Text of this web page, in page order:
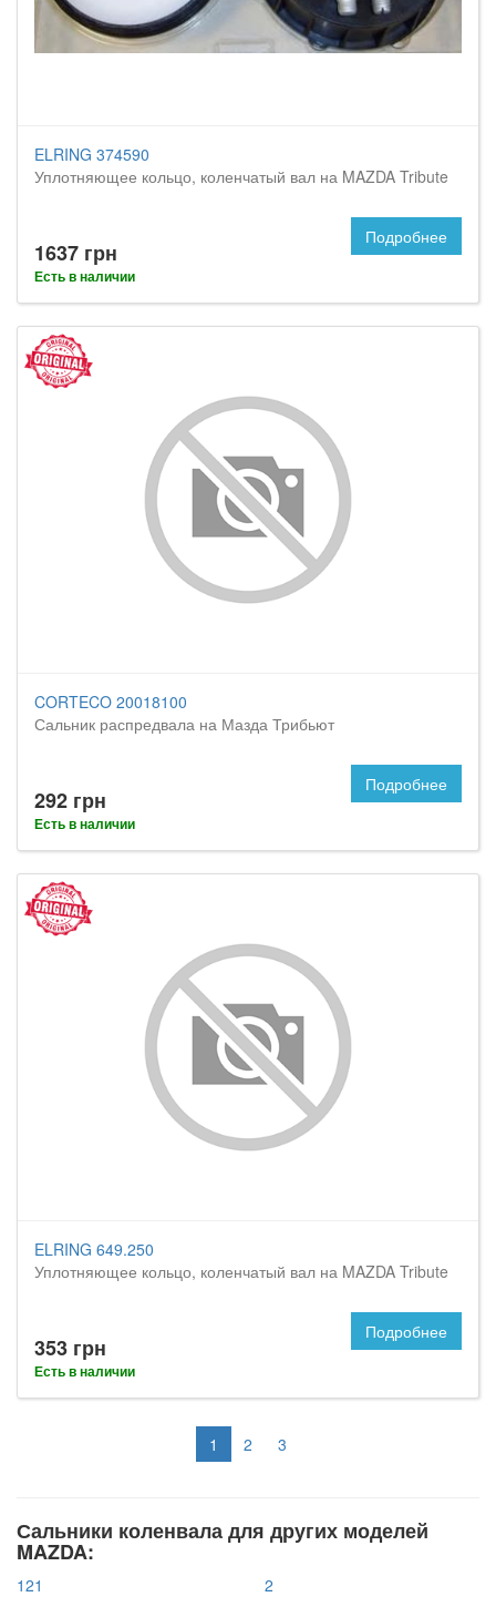
ELRING 374590
Уплотняющее кольцо, коленчатый вал на MAZDA Tribute
1637 грн
Есть в наличии
Подробнее
CORTECO 20018100
Сальник распредвала на Мазда Трибьют
292 грн
Есть в наличии
Подробнее
ELRING 649.250
Уплотняющее кольцо, коленчатый вал на MAZDA Tribute
353 грн
Есть в наличии
Подробнее
1 2 3
Сальники коленвала для других моделей
MAZDA:
121
2